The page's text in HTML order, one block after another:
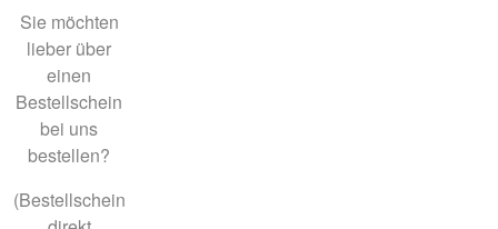
Sie möchten
lieber über
einen
Bestellschein
bei uns
bestellen?
(Bestellschein